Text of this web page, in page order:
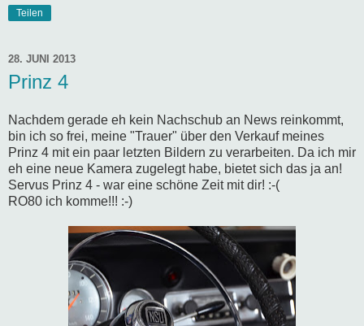
Teilen
28. JUNI 2013
Prinz 4
Nachdem gerade eh kein Nachschub an News reinkommt,
bin ich so frei, meine "Trauer" über den Verkauf meines
Prinz 4 mit ein paar letzten Bildern zu verarbeiten. Da ich mir
eh eine neue Kamera zugelegt habe, bietet sich das ja an!
Servus Prinz 4 - war eine schöne Zeit mit dir! :-(
RO80 ich komme!!! :-)